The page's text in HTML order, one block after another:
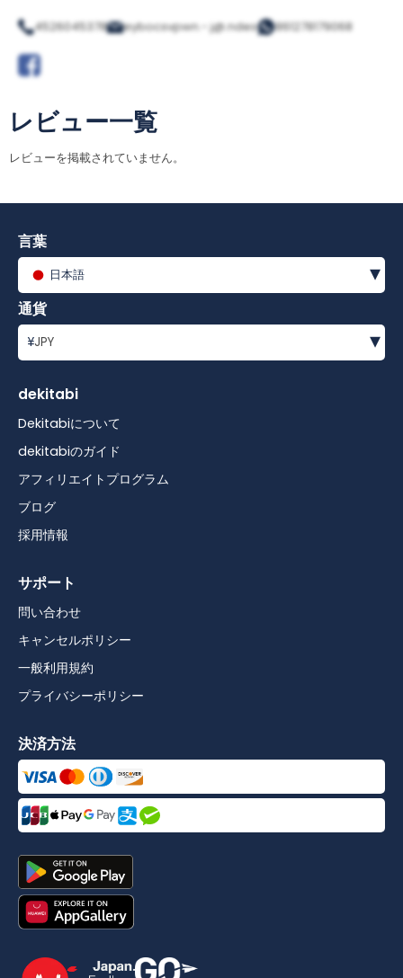
4526045378 eybocsvpwn.-.j@.ndes 861278179068
レビュー一覧
レビューを掲載されていません。
言葉
日本語 ▾
通貨
¥JPY ▾
dekitabi
Dekitabiについて
dekitabiのガイド
アフィリエイトプログラム
ブログ
採用情報
サポート
問い合わせ
キャンセルポリシー
一般利用規約
プライバシーポリシー
決済方法